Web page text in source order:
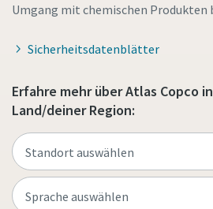
Umgang mit chemischen Produkten
Sicherheitsdatenblätter
Erfahre mehr über Atlas Copco
Land/deiner Region: